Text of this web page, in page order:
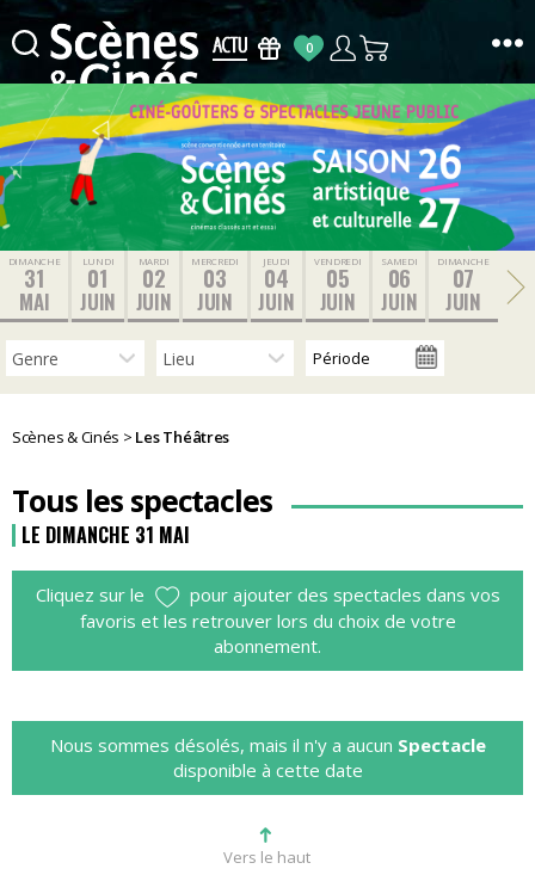
Scènes
&
Cinés
0
DIMANCHE
31
MAI
LUNDI
01
JUIN
MARDI
02
JUIN
MERCREDI
03
JUIN
JEUDI
04
JUIN
VENDREDI
05
JUIN
SAMEDI
06
JUIN
DIMANCHE
07
JUIN
Scènes & Cinés > Les Théâtres
Tous les spectacles
LE DIMANCHE 31 MAI
Cliquez sur le
pour ajouter des spectacles dans vos
favoris et les retrouver lors du choix de votre
abonnement.
Nous sommes désolés, mais il n'y a aucun Spectacle
disponible à cette date
Vers le haut
➜